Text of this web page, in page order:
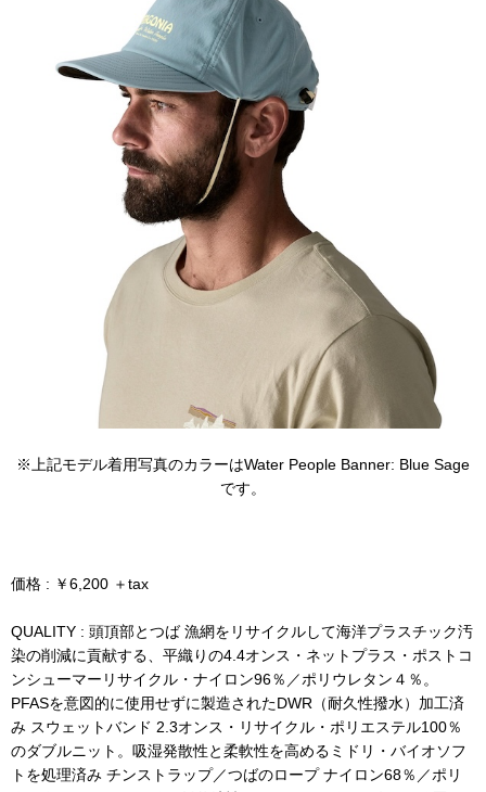
※上記モデル着用写真のカラーはWater People Banner: Blue Sage
です。
価格 : ￥6,200 ＋tax
QUALITY : 頭頂部とつば 漁網をリサイクルして海洋プラスチック汚
染の削減に貢献する、平織りの4.4オンス・ネットプラス・ポストコ
ンシューマーリサイクル・ナイロン96％／ポリウレタン４％。
PFASを意図的に使用せずに製造されたDWR（耐久性撥水）加工済
み スウェットバンド 2.3オンス・リサイクル・ポリエステル100％
のダブルニット。吸湿発散性と柔軟性を高めるミドリ・バイオソフ
トを処理済み チンストラップ／つばのロープ ナイロン68％／ポリ